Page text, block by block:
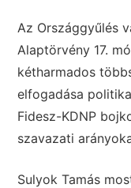
Az Országgyűlés
Alaptörvény 17.
kétharmados
elfogadása
Fidesz-KDNP
szavazati
Sulyok Tamás